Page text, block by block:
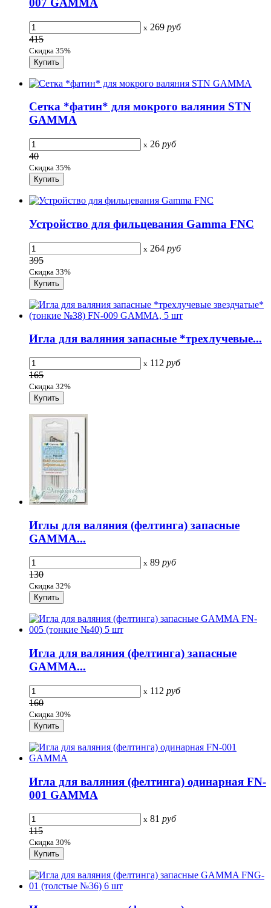
007 GAMMA
x 269 руб
415
Скидка 35%
Сетка *фатин* для мокрого валяния STN
GAMMA
x 26 руб
40
Скидка 35%
Устройство для фильцевания Gamma FNC
x 264 руб
395
Скидка 33%
Игла для валяния запасные *трехлучевые...
x 112 руб
165
Скидка 32%
Иглы для валяния (фелтинга) запасные
GAMMA...
x 89 руб
130
Скидка 32%
Игла для валяния (фелтинга) запасные
GAMMA...
x 112 руб
160
Скидка 30%
Игла для валяния (фелтинга) одинарная FN-
001 GAMMA
x 81 руб
115
Скидка 30%